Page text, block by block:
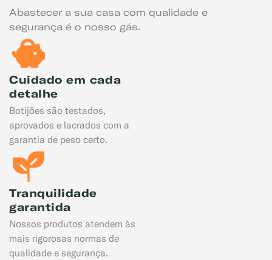
Abastecer a sua casa com qualidade e
segurança é o nosso gás.
Cuidado em cada
detalhe
Botijões são testados,
aprovados e lacrados com a
garantia de peso certo.
Tranquilidade
garantida
Nossos produtos atendem às
mais rigorosas normas de
qualidade e segurança.